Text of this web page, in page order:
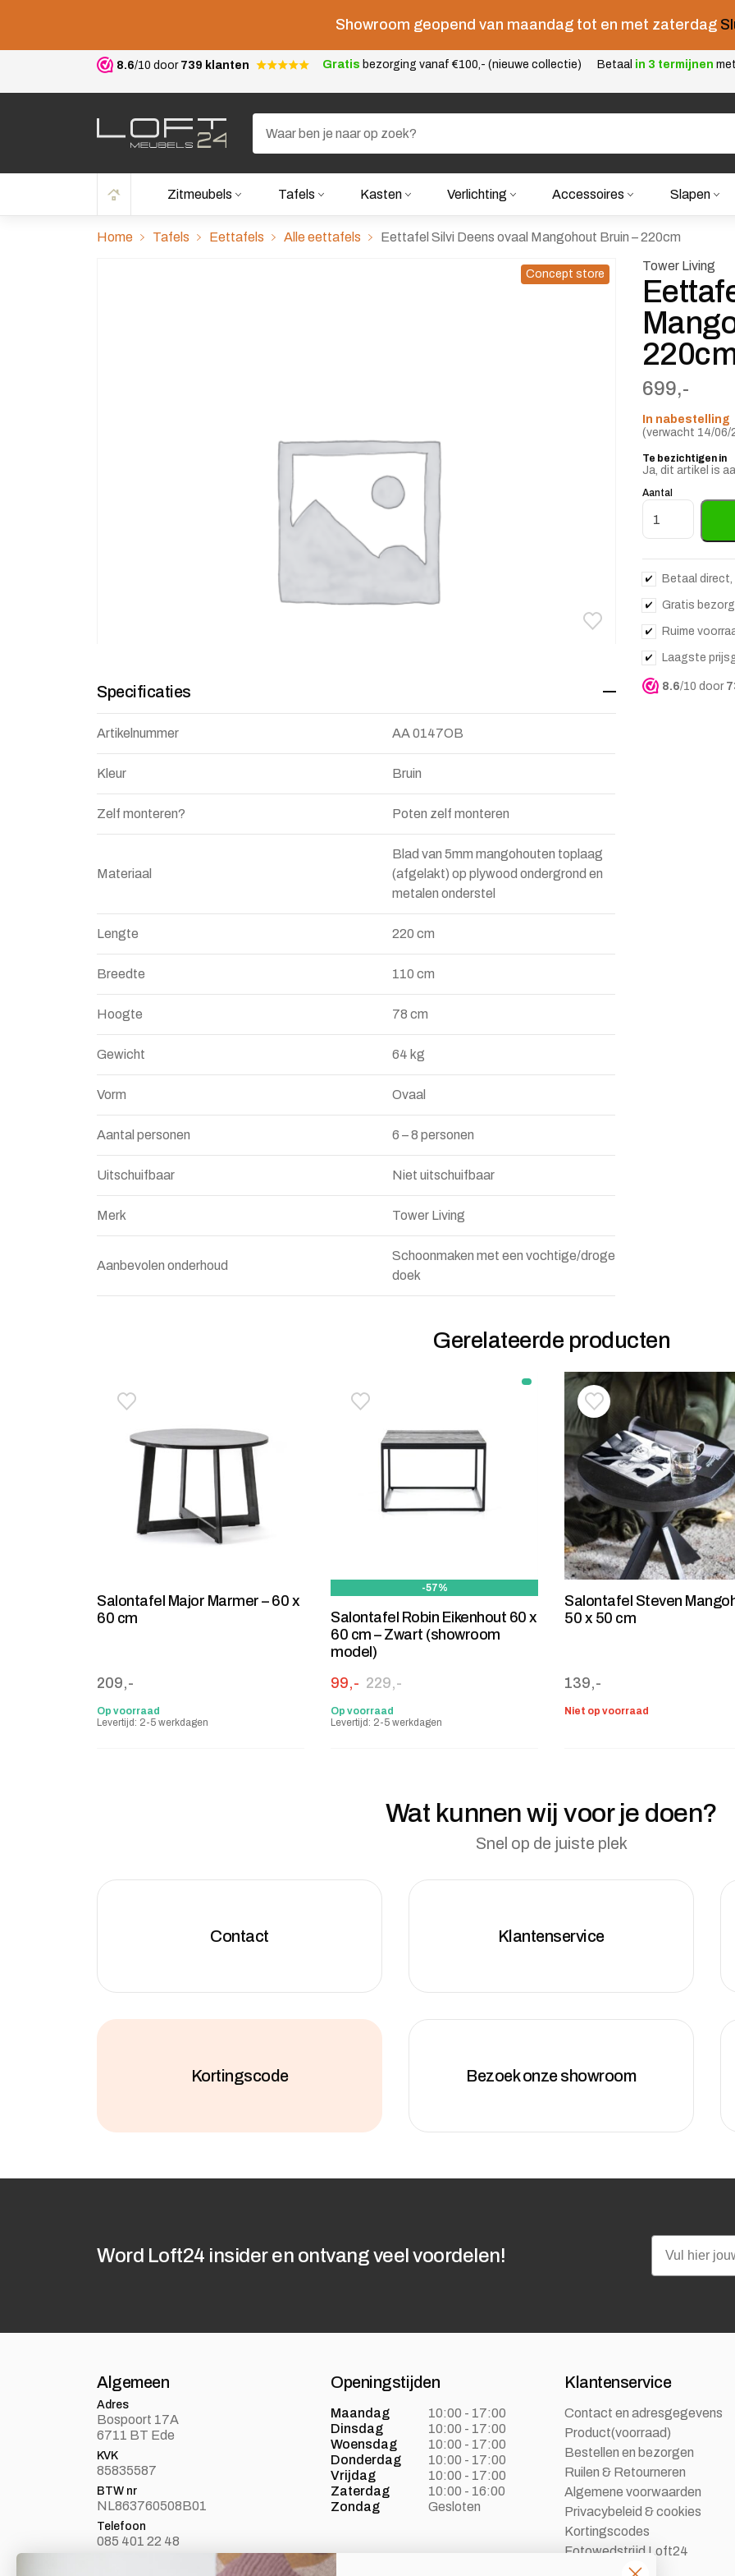
Showroom geopend van maandag tot en met zaterdag
8.6/10 door 739 klanten Gratis bezorging vanaf €100,- (nieuwe collectie) Betaal in 3 termijnen met
Zitmeubels Tafels Kasten Verlichting Accessoires Slapen
Home Tafels Eettafels Alle eettafels Eettafel Silvi Deens ovaal Mangohout Bruin – 220cm
Concept store
Toevoegen aan
Verwijderen van
Specificaties
Artikelnummer AA 0147OB
Kleur Bruin
Zelf monteren? Poten zelf monteren
Materiaal
Blad van 5mm mangohouten toplaag
(afgelakt) op plywood ondergrond en
metalen onderstel
Lengte 220 cm
Breedte 110 cm
Hoogte 78 cm
Gewicht 64 kg
Vorm Ovaal
Aantal personen 6 – 8 personen
Uitschuifbaar Niet uitschuifbaar
Merk Tower Living
Aanbevolen onderhoud
Schoonmaken met een vochtige/droge
doek
Tower Living
699,-
In nabestelling
(verwacht 14/06/
Te bezichtigen in
Ja, dit artikel is
Aantal
Eettafel Silvi
Betaal
Gratis
Ruime
Laagste
8.6/10 door
Gerelateerde producten
Toevoegen aan verlanglijstje
Verwijderen van verlanglijst
Salontafel Major Marmer – 60 x
60 cm
209,-
Op voorraad
Levertijd: 2-5 werkdagen
Toevoegen aan verlanglijstje
Verwijderen van verlanglijst
-57%
Salontafel Robin Eikenhout 60 x
60 cm – Zwart (showroom
model)
229,-
Oorspronkelijke prijs was: 229,-.
99,-
Huidige prijs is: 99,-.
Op voorraad
Levertijd: 2-5 werkdagen
Toevoegen aan
Verwijderen van
Salontafel Steven
50 x 50 cm
139,-
Niet op voorraad
Wat kunnen wij voor je doen?
Snel op de juiste plek
Contact Klantenservice
Kortingscode Bezoek onze showroom
Word Loft24 insider en ontvang veel voordelen!
Email
Algemeen
Adres
Bospoort 17A
6711 BT Ede
KVK
85835587
BTW nr
NL863760508B01
Telefoon
085 401 22 48
Openingstijden
Maandag
10:00 - 17:00
Dinsdag
10:00 - 17:00
Woensdag
10:00 - 17:00
Donderdag
10:00 - 17:00
Vrijdag
10:00 - 17:00
Zaterdag
10:00 - 16:00
Zondag
Gesloten
Klantenservice
Contact en adresgegevens
Product(voorraad)
Bestellen en bezorgen
Ruilen & Retourneren
Algemene voorwaarden
Privacybeleid & cookies
Kortingscodes
Fotowedstrijd Loft24